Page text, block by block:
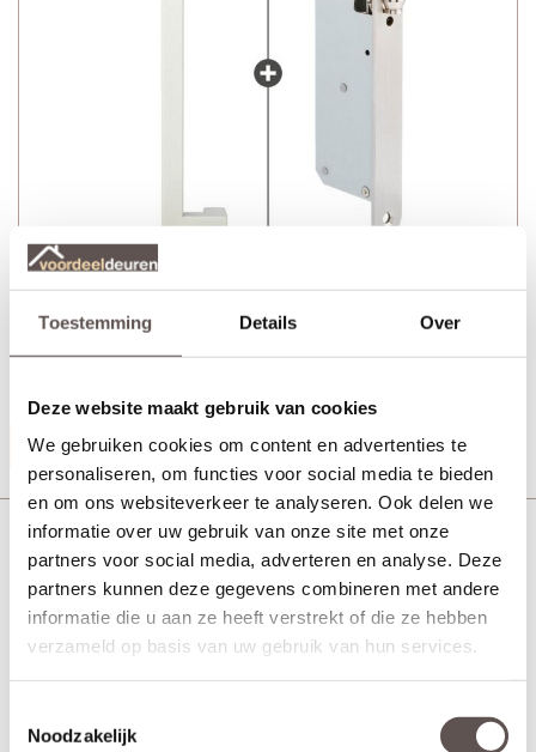
Toestemming Details Over
Deze website maakt gebruik van cookies
We gebruiken cookies om content en advertenties te
personaliseren, om functies voor social media te bieden
en om ons websiteverkeer te analyseren. Ook delen we
informatie over uw gebruik van onze site met onze
partners voor social media, adverteren en analyse. Deze
partners kunnen deze gegevens combineren met andere
informatie die u aan ze heeft verstrekt of die ze hebben
verzameld op basis van uw gebruik van hun services.
Noodzakelijk
+ Deurgreep Tupelo Wit 30 cm (tweezijdig)
Productinformatie
Skantrae Slimserie deurbeslag draaideuren Pakket
HSP714